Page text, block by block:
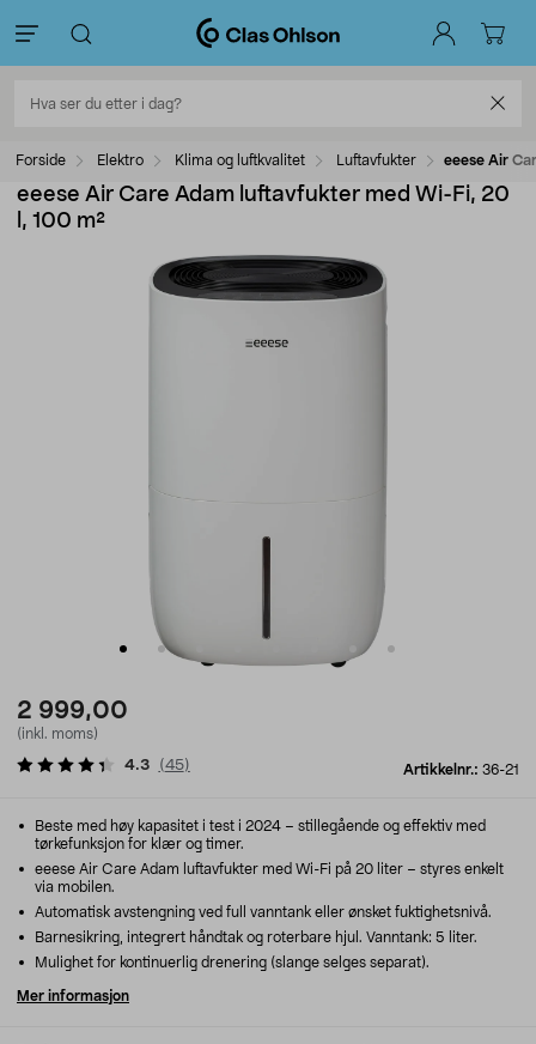
Forside Elektro Klima og luftkvalitet Luftavfukter eeese Air
eeese Air Care Adam luftavfukter med Wi-Fi, 20
l, 100 m²
2 999,00
(inkl. moms)
Artikkelnr.: 36-21
4.3 (45)
Beste med høy kapasitet i test i 2024 – stillegående og effektiv med
tørkefunksjon for klær og timer.
eeese Air Care Adam luftavfukter med Wi-Fi på 20 liter – styres enkelt
via mobilen.
Automatisk avstengning ved full vanntank eller ønsket fuktighetsnivå.
Barnesikring, integrert håndtak og roterbare hjul. Vanntank: 5 liter.
Mulighet for kontinuerlig drenering (slange selges separat).
Mer informasjon